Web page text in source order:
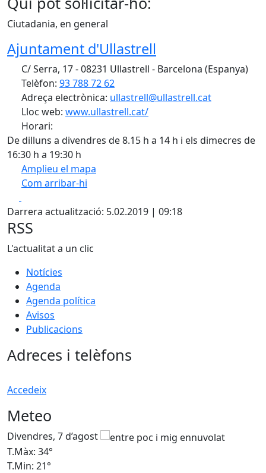
Ciutadania, en general
Ajuntament d'Ullastrell
C/ Serra, 17 - 08231 Ullastrell - Barcelona (Espanya)
Telèfon: 93 788 72 62
Adreça electrònica: ullastrell@ullastrell.cat
Lloc web: www.ullastrell.cat/
Horari:
De dilluns a divendres de 8.15 h a 14 h i els dimecres de
16:30 h a 19:30 h
Amplieu el mapa
Com arribar-hi
+
−
Darrera actualització: 5.02.2019 | 09:18
RSS
L'actualitat a un clic
Notícies
Agenda
Agenda política
Avisos
Publicacions
Adreces i telèfons
Accedeix
Meteo
Divendres, 7 d’agost
T.Màx: 34°
T.Min: 21°